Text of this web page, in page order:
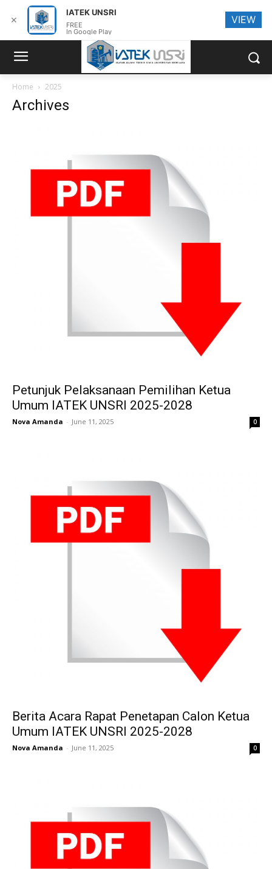
Home 2025
Archives
Petunjuk Pelaksanaan Pemilihan Ketua
Umum IATEK UNSRI 2025-2028
Nova Amanda - June 11, 2025 0
Berita Acara Rapat Penetapan Calon Ketua
Umum IATEK UNSRI 2025-2028
Nova Amanda - June 11, 2025 0
✕
IATEK UNSRI
FREE
In Google Play
VIEW